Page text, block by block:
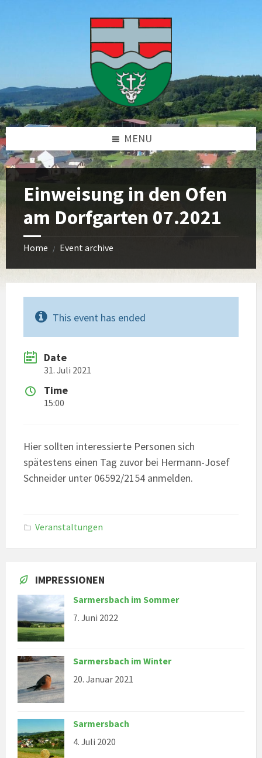
MENU
Einweisung in den Ofen
am Dorfgarten 07.2021
Home / Event archive
This event has ended
Date
31. Juli 2021
Time
15:00
Hier sollten interessierte Personen sich
spätestens einen Tag zuvor bei Hermann-Josef
Schneider unter 06592/2154 anmelden.
Veranstaltungen
IMPRESSIONEN
Sarmersbach im Sommer
7. Juni 2022
Sarmersbach im Winter
20. Januar 2021
Sarmersbach
4. Juli 2020